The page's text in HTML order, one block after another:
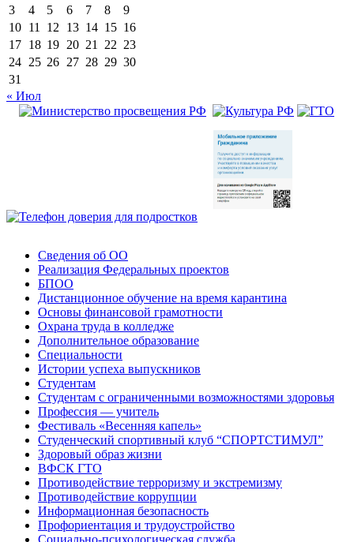
3
4 5 6 7 8
9
10 11 12 13 14 15 16
17 18 19 20 21 22 23
24 25 26 27 28 29 30
31
« Июл
Сведения об ОО
Реализация Федеральных проектов
БПОО
Дистанционное обучение на время карантина
Основы финансовой грамотности
Охрана труда в колледже
Дополнительное образование
Специальности
Истории успеха выпускников
Студентам
Студентам с ограниченными возможностями здоровья
Профессия — учитель
Фестиваль «Весенняя капель»
Студенческий спортивный клуб “СПОРТСТИМУЛ”
Здоровый образ жизни
ВФСК ГТО
Противодействие терроризму и экстремизму
Противодействие коррупции
Информационная безопасность
Профориентация и трудоустройство
Социально-психологическая служба